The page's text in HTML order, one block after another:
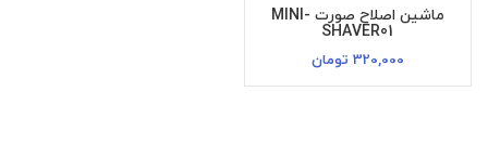
ماشین اصلاح صورت MINI-
SHAVER01
320,000 تومان